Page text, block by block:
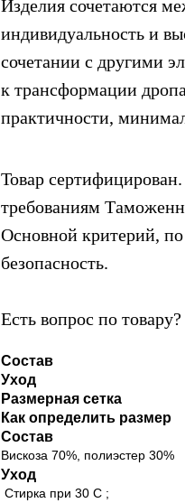
Изделия сочетаются
индивидуальность и
сочетании с другими
к трансформации
практичности,
Товар сертифицирован.
требованиям
Основной критерий,
безопасность.
Есть вопрос по
Состав
Уход
Размерная сетка
Как определить размер
Состав
Вискоза 70%, полиэстер 30%
Уход
Стирка при 30 С ;